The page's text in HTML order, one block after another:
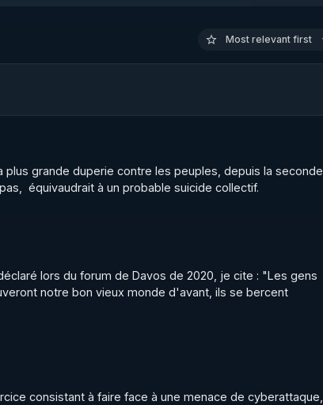
par la crise économique et la politique libérale du
depuis leur influence. Enquête auprès des ces
en nous offrant vos crédits Odysee, cela
!
aussi vous abonner, en cliquant sur «
cliquer aussi sur la petite cloche, qui est à droite.
ÊTRE INFORMÉ EN TEMPS RÉEL DES
Most relevant first
grande duperie contre les peuples, depuis la seconde
équivaudrait à un probable suicide collectif.
lors du forum de Davos de 2020, je cite : "Les gens
notre bon vieux monde d'avant, ils se bercent
consistant à faire face à une menace de cyberattaque,